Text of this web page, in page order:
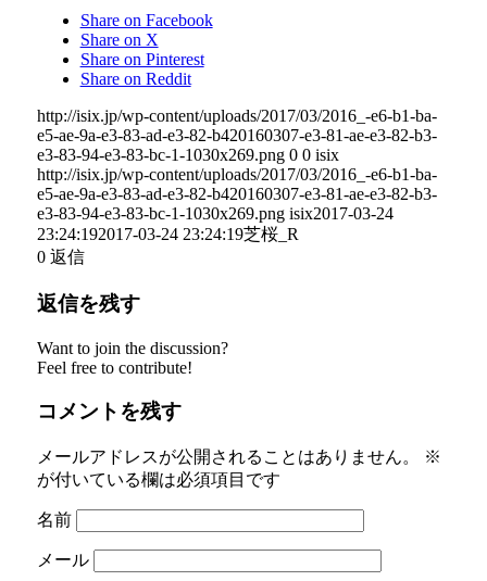
Share on Facebook
Share on X
Share on Pinterest
Share on Reddit
http://isix.jp/wp-content/uploads/2017/03/2016_-e6-b1-ba-
e5-ae-9a-e3-83-ad-e3-82-b420160307-e3-81-ae-e3-82-b3-
e3-83-94-e3-83-bc-1-1030x269.png 0 0 isix
http://isix.jp/wp-content/uploads/2017/03/2016_-e6-b1-ba-
e5-ae-9a-e3-83-ad-e3-82-b420160307-e3-81-ae-e3-82-b3-
e3-83-94-e3-83-bc-1-1030x269.png isix2017-03-24
23:24:192017-03-24 23:24:19芝桜_R
0 返信
返信を残す
Want to join the discussion?
Feel free to contribute!
コメントを残す
メールアドレスが公開されることはありません。
※
が付いている欄は必須項目です
名前
メール